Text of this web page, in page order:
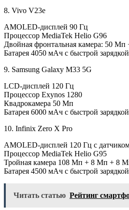
8. Vivo V23e
AMOLED-дисплей 90 Гц
Процессор MediaTek Helio G96
Двойная фронтальная камера: 50
Батарея 4050 мАч с быстрой
9. Samsung Galaxy M33 5G
LCD-дисплей 120 Гц
Процессор Exynos 1280
Квадрокамера 50 Мп
Батарея 6000 мАч с быстрой
10. Infinix Zero X Pro
AMOLED-дисплей 120 Гц с
Процессор MediaTek Helio G95
Тройная камера 108 Мп + 8 Мп + 8
Батарея 4500 мАч с быстрой
Читать статью Рейтинг